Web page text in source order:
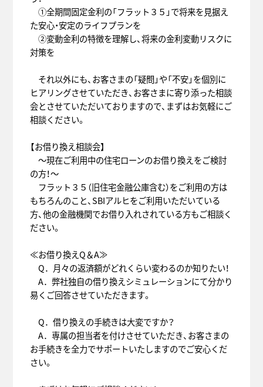
①全期間固定金利の「フラット３５」で将来を見据え
た安心・安定のライフプランを
②変動金利の特徴を理解し、将来の金利変動リスクに
対策を
それ以外にも、お客さまの「疑問」や「不安」を個別に
ヒアリングさせていただき、お客さまに寄り添った相談
会とさせていただいておりますので、まずはお気軽にご
相談ください。
【お借り換え相談会】
～現在ご利用中の住宅ローンのお借り換えをご検討
の方！～
フラット３５（旧住宅金融公庫含む）をご利用の方は
もちろんのこと、SBIアルヒをご利用いただいている
方、他の金融機関でお借り入れされている方もご相談く
ださい。
≪お借り換えQ＆A≫
Q．月々の返済額がどれくらい変わるのか知りたい！
A．弊社独自の借り換えシミュレーションにて分かり
易くご回答させていただきます。
Q．借り換えの手続きは大変ですか？
A．専属の担当者を付けさせていただき、お客さまの
お手続きを全力でサポートいたしますのでご安心くだ
さい。